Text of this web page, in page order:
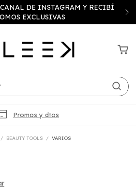
DE INSTAGRAM Y RECIBÍ
EXCLUSIVAS
Promos y dtos
/ BEAUTY TOOLS / VARIOS